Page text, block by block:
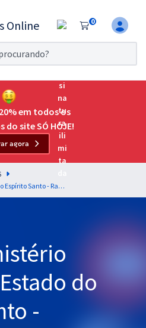
0
por 7 dias!
para o Exame da
as principais
20% em todos os
do site SÓ HOJE!
agora
MP ES - Ministério Público do Estado do Espírito Santo - Raciocínio Lógico - Matemático para os Cargos de Agente de Apoio - Professores: Marcelo Leite e Wagner Aguiar
do
-